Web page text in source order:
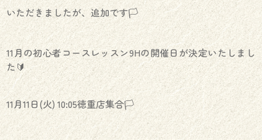
いただきましたが、追加です🏳️
11月の初心者コースレッスン9Hの開催日が決定いたしまし
た🔰
11月11日(火) 10:05徳重店集合🏳️